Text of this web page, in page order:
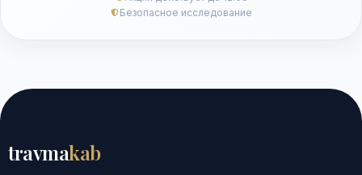
Безопасное исследование
travmakab